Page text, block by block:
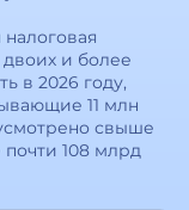
и более
в 2026 году,
11 млн
свыше
почти 108 млрд